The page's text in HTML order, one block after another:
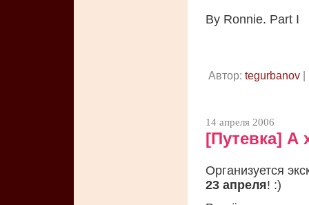
By Ronnie. Part I
Автор: tegurbanov |
14 апреля 2006
[Путевка] А
Организуется
23 апреля! :)